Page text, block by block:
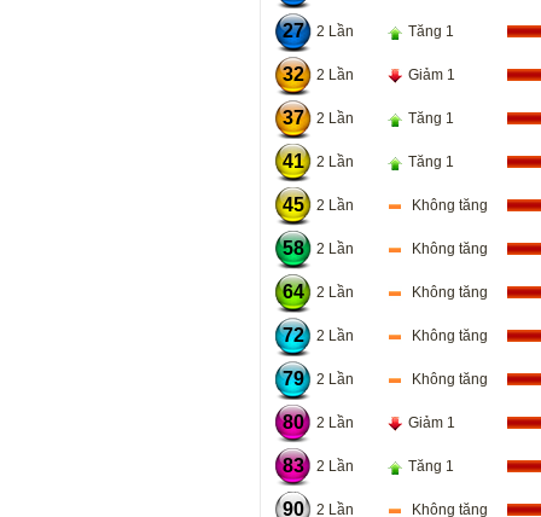
27 2 Lần Tăng 1
32 2 Lần Giảm 1
37 2 Lần Tăng 1
41 2 Lần Tăng 1
45 2 Lần Không tăng
58 2 Lần Không tăng
64 2 Lần Không tăng
72 2 Lần Không tăng
79 2 Lần Không tăng
80 2 Lần Giảm 1
83 2 Lần Tăng 1
90 2 Lần Không tăng